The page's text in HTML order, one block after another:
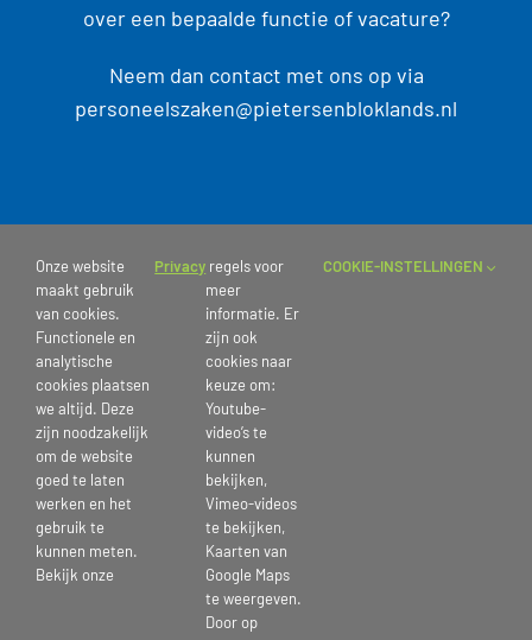
over een bepaalde functie of vacature?
Neem dan contact met ons op via
personeelszaken@pietersenbloklands.nl
De zorg wordt geboden door
kleine en vaste teams die bestaan
uit verpleegkundigen,
verzorgenden en helpenden met
Onze website
maakt gebruik
van cookies.
Functionele en
analytische
cookies plaatsen
we altijd. Deze
zijn noodzakelijk
om de website
goed te laten
werken en het
gebruik te
kunnen meten.
Bekijk onze
Privacy regels voor
meer
informatie. Er
zijn ook
cookies naar
keuze om:
Youtube-
video’s te
kunnen
bekijken,
Vimeo-videos
te bekijken,
Kaarten van
Google Maps
te weergeven.
Door op
COOKIE-INSTELLINGEN